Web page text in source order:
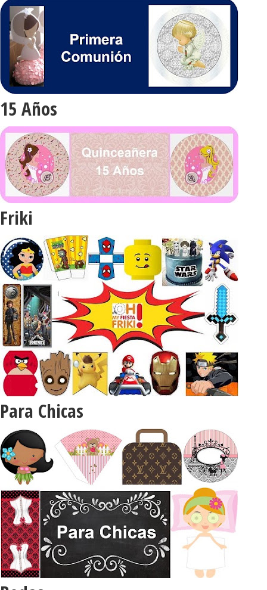
15 Años
Friki
Para Chicas